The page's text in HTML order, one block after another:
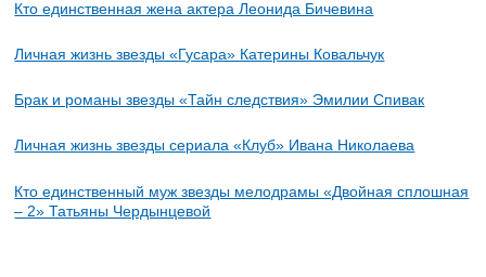
Кто единственная жена актера Леонида Бичевина
Личная жизнь звезды «Гусара» Катерины Ковальчук
Брак и романы звезды «Тайн следствия» Эмилии Спивак
Личная жизнь звезды сериала «Клуб» Ивана Николаева
Кто единственный муж звезды мелодрамы «Двойная сплошная
– 2» Татьяны Чердынцевой